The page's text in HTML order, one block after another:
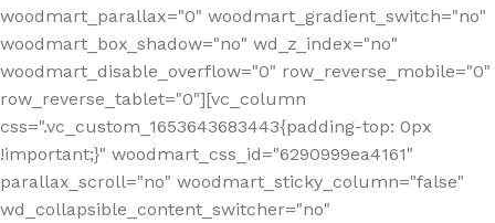
woodmart_parallax="0" woodmart_gradient_switch="no"
woodmart_box_shadow="no" wd_z_index="no"
woodmart_disable_overflow="0" row_reverse_mobile="0"
row_reverse_tablet="0"][vc_column
css=".vc_custom_1653643683443{padding-top: 0px
!important;}" woodmart_css_id="6290999ea4161"
parallax_scroll="no" woodmart_sticky_column="false"
wd_collapsible_content_switcher="no"